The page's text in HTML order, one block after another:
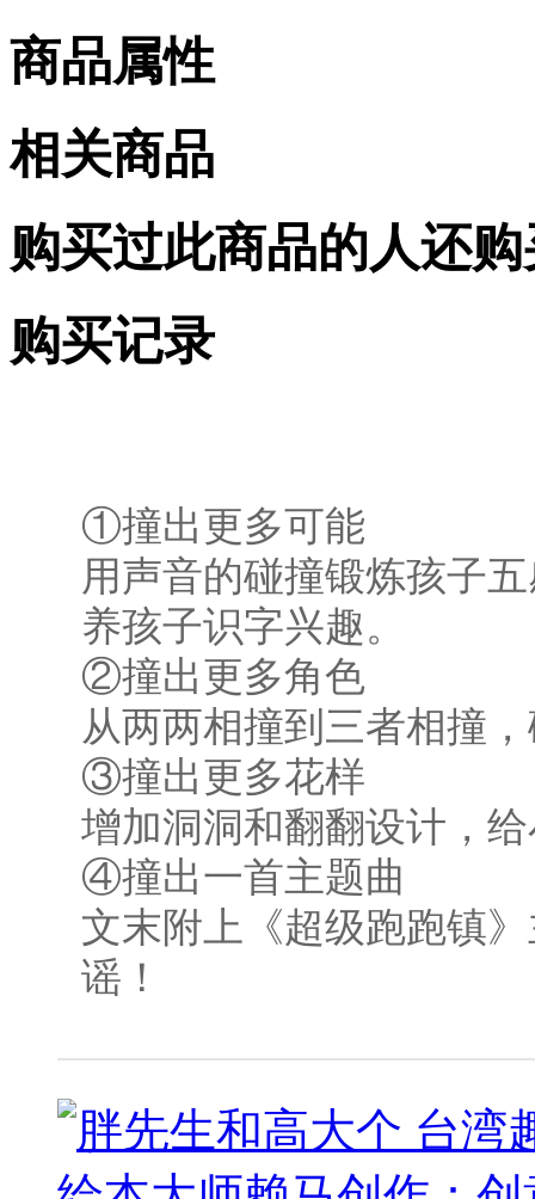
商品属性
相关商品
购买过此商品的人还
购买记录
①撞出更多可能
用声音的碰撞锻炼孩子
养孩子识字兴趣。
②撞出更多角色
从两两相撞到三者相撞
③撞出更多花样
增加洞洞和翻翻设计，
④撞出一首主题曲
文末附上《超级跑跑镇
谣！